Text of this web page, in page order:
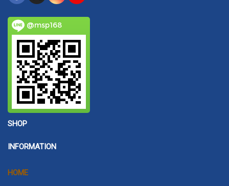
@msp168
SHOP
INFORMATION
HOME